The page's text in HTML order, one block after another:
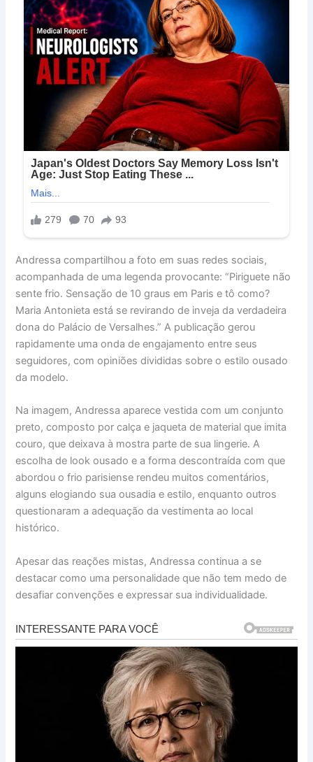
Andressa compartilhou a foto em suas redes sociais,
acompanhada de uma legenda provocante: “Piriguete não
sente frio. Sensação de 10 graus em Paris e tô como?
Maria Antonieta está se revirando de inveja da verdadeira
dona do Palácio de Versalhes.” A publicação gerou
rapidamente uma onda de engajamento entre seus
seguidores, com opiniões divididas sobre o estilo ousado
da modelo.
Na imagem, Andressa aparece vestida com um conjunto
preto, composto por calça e jaqueta de material que imita
couro, que deixava à mostra parte de sua lingerie. A
escolha de look ousado e a forma descontraída com que
abordou o frio parisiense rendeu muitos comentários,
alguns elogiando sua ousadia e estilo, enquanto outros
questionaram a adequação da vestimenta ao local
histórico.
Apesar das reações mistas, Andressa continua a se
destacar como uma personalidade que não tem medo de
desafiar convenções e expressar sua individualidade.